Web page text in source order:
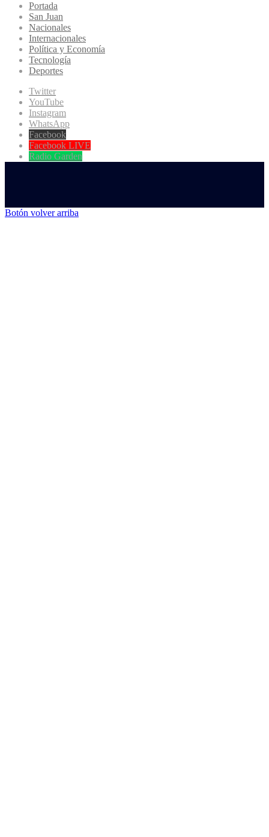
Portada
San Juan
Nacionales
Internacionales
Política y Economía
Tecnología
Deportes
Twitter
YouTube
Instagram
WhatsApp
Facebook
Facebook LIVE
Radio Garden
Botón volver arriba